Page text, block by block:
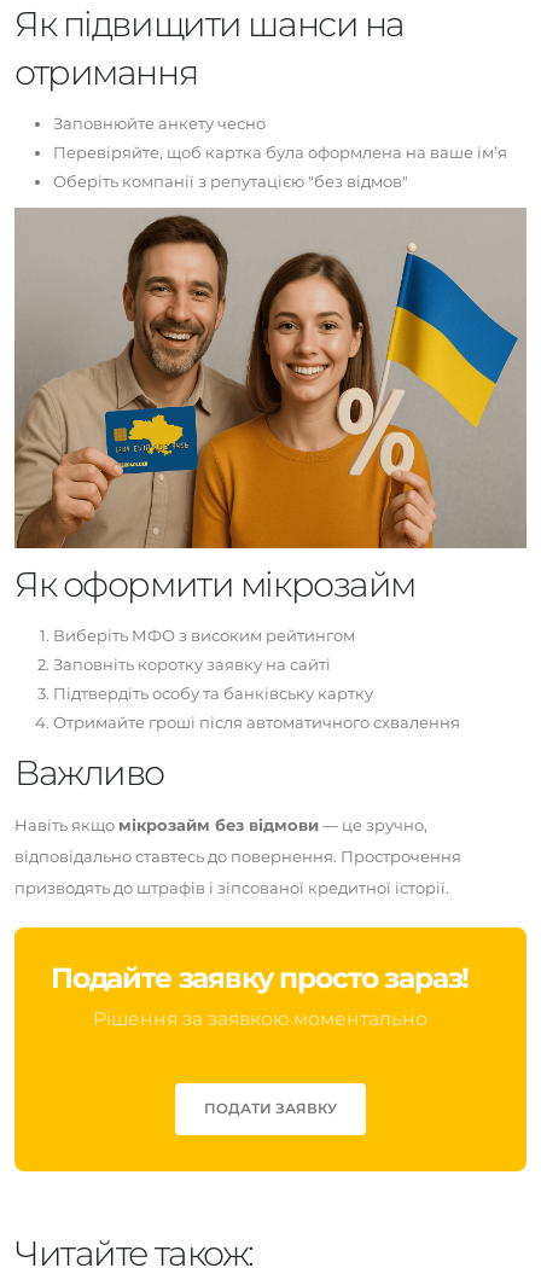
Як підвищити шанси на
отримання
Заповнюйте анкету чесно
Перевіряйте, щоб картка була оформлена на ваше ім’я
Оберіть компанії з репутацією "без відмов"
Як оформити мікрозайм
Виберіть МФО з високим рейтингом
Заповніть коротку заявку на сайті
Підтвердіть особу та банківську картку
Отримайте гроші після автоматичного схвалення
Важливо
Навіть якщо мікрозайм без відмови— це зручно,
відповідально ставтесь до повернення. Прострочення
призводять до штрафів і зіпсованої кредитної історії.
Подайте заявку просто зараз!
Рішення за заявкою моментально
ПОДАТИ ЗАЯВКУ
Читайте також: